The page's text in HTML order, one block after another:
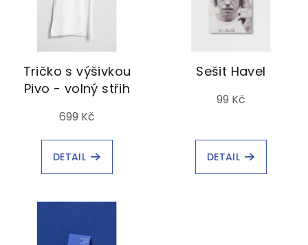
Tričko s výšivkou
Pivo - volný střih
699 Kč
DETAIL
Sešit Havel
99 Kč
DETAIL